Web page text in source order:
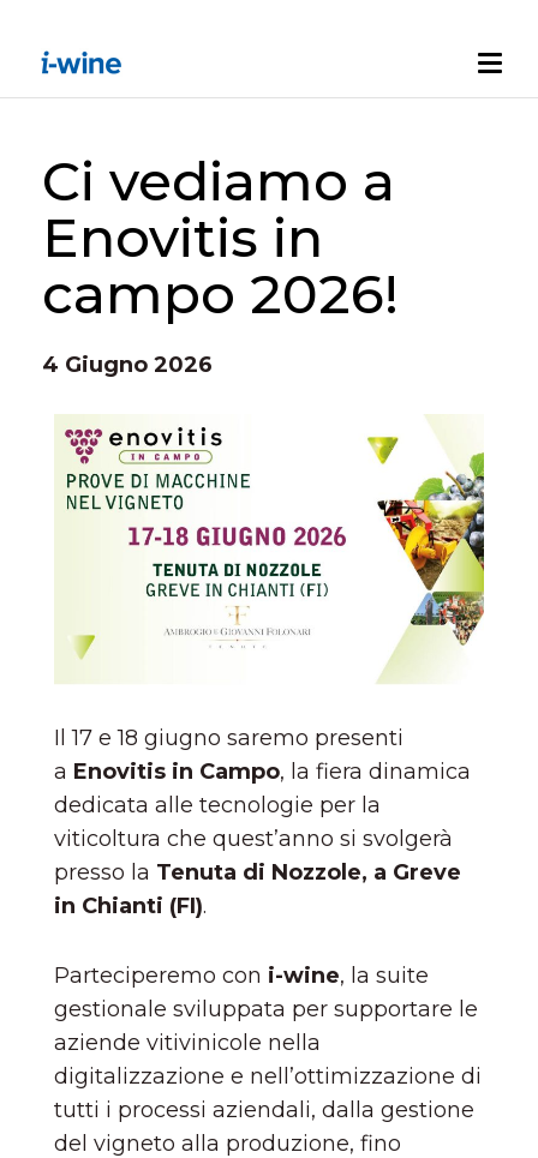
Ci vediamo a
Enovitis in
campo 2026!
4 Giugno 2026
Il 17 e 18 giugno saremo presenti
a Enovitis in Campo, la fiera dinamica
dedicata alle tecnologie per la
viticoltura che quest’anno si svolgerà
presso la Tenuta di Nozzole, a Greve
in Chianti (FI).
Parteciperemo con i-wine, la suite
gestionale sviluppata per supportare le
aziende vitivinicole nella
digitalizzazione e nell’ottimizzazione di
tutti i processi aziendali, dalla gestione
del vigneto alla produzione, fino